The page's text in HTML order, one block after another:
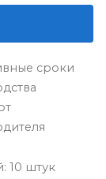
сроки
10 штук